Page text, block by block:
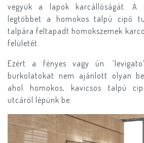
vegyük a lapok karcállóságát. A
legtöbbet a homokos talpú cipő
talpára feltapadt homokszemek
felületét.
Ezért a fényes vagy ún.
burkolatokat nem ajánlott olyan
ahol homokos, kavicsos talpú
utcáról lépünk be.